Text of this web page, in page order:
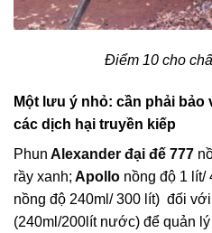
Điểm 10 cho
Một lưu ý nhỏ: cần phải
các dịch hại truyền kiếp
Phun Alexander đại đế 777
rầy xanh; Apollo nồng độ 1 lít/
nồng độ 240ml/ 300 lít) đối
(240ml/200lít nước) để quản